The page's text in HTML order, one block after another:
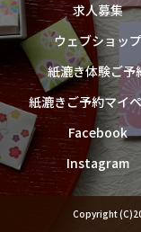
求人募集
ウェブショップ
紙漉き体験ご予
紙漉きご予約マイ
Facebook
Instagram
Copyright